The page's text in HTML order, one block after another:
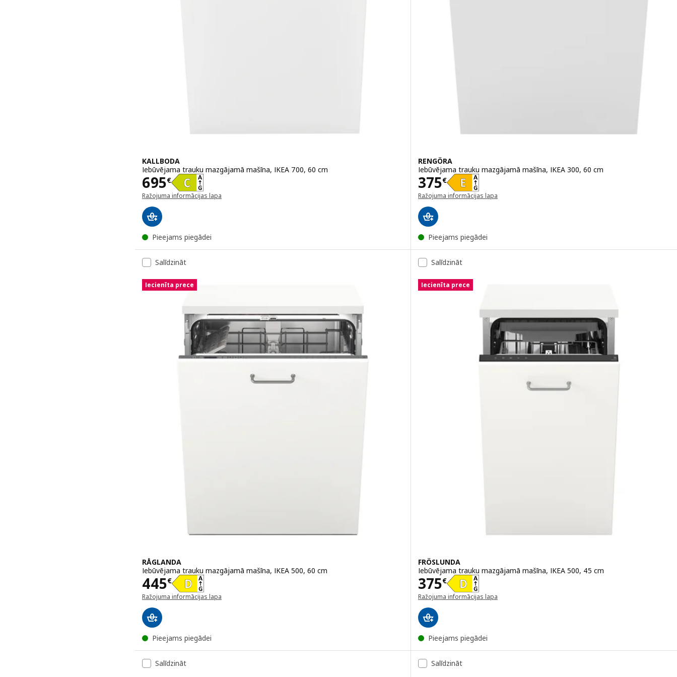
KALLBODA
Iebūvējama trauku mazgājamā mašīna, IKEA 700, 60 cm
695€
Cena 695€
Ražojuma informācijas lapa
Pieejams piegādei
RENGÖRA
Iebūvējama trauku mazgājamā mašīna, IKEA 300, 60 cm
375€
Cena 375€
Ražojuma informācijas lapa
Pieejams piegādei
Salīdzināt
Iecienīta prece
RÅGLANDA
Iebūvējama trauku mazgājamā mašīna, IKEA 500, 60 cm
445€
Cena 445€
Ražojuma informācijas lapa
Pieejams piegādei
Salīdzināt
Iecienīta prece
FRÖSLUNDA
Iebūvējama trauku mazgājamā mašīna, IKEA 500, 45 cm
375€
Cena 375€
Ražojuma informācijas lapa
Pieejams piegādei
Salīdzināt Salīdzināt